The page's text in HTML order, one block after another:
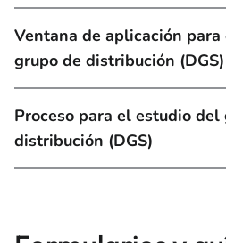
Ventana de aplicación
grupo de distribución
Proceso para el estudio del
distribución (DGS)